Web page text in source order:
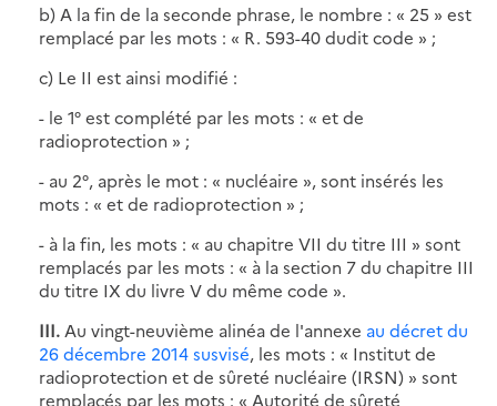
b) A la fin de la seconde phrase, le nombre : « 25 » est
remplacé par les mots : « R. 593-40 dudit code » ;
c) Le II est ainsi modifié :
- le 1° est complété par les mots : « et de
radioprotection » ;
- au 2°, après le mot : « nucléaire », sont insérés les
mots : « et de radioprotection » ;
- à la fin, les mots : « au chapitre VII du titre III » sont
remplacés par les mots : « à la section 7 du chapitre III
du titre IX du livre V du même code ».
III. Au vingt-neuvième alinéa de l'annexe au décret du
26 décembre 2014 susvisé, les mots : « Institut de
radioprotection et de sûreté nucléaire (IRSN) » sont
remplacés par les mots : « Autorité de sûreté